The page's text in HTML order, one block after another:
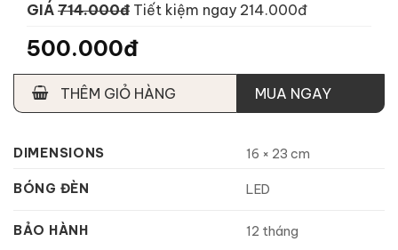
GIÁ 714.000đ Tiết kiệm ngay 214.000đ
500.000đ
THÊM GIỎ HÀNG MUA NGAY
DIMENSIONS 16 × 23 cm
BÓNG ĐÈN LED
BẢO HÀNH 12 tháng